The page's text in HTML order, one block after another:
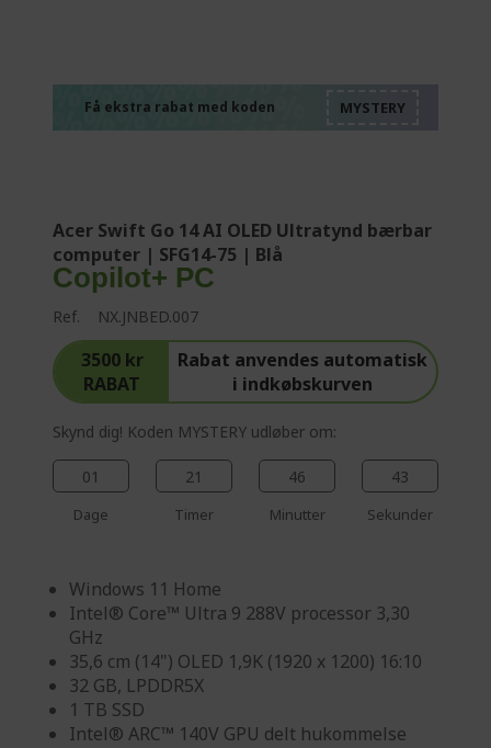
Få ekstra rabat med koden
Acer Swift Go 14 AI OLED Ultratynd bærbar
computer | SFG14-75 | Blå
Copilot+ PC
Ref. NX.JNBED.007
3500 kr
RABAT
Rabat anvendes automatisk
i indkøbskurven
Skynd dig! Koden MYSTERY udløber om:
01
Dage
21
Timer
46
Minutter
42
Sekunder
Windows 11 Home
Intel® Core™ Ultra 9 288V processor 3,30
GHz
35,6 cm (14") OLED 1,9K (1920 x 1200) 16:10
32 GB, LPDDR5X
1 TB SSD
Intel® ARC™ 140V GPU delt hukommelse